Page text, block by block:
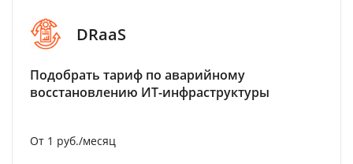
DRaaS
Подобрать тариф по аварийному
восстановлению ИТ-инфраструктуры
От 1 руб./месяц